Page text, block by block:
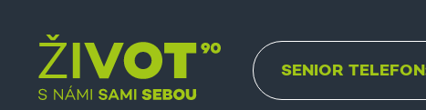
SENIOR